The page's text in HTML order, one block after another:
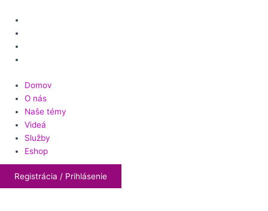
Domov
O nás
Naše témy
Videá
Služby
Eshop
Registrácia / Prihlásenie